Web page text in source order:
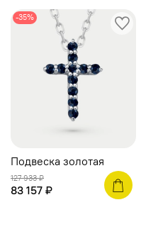
-35%
Подвеска золотая
127 933 ₽
83 157 ₽